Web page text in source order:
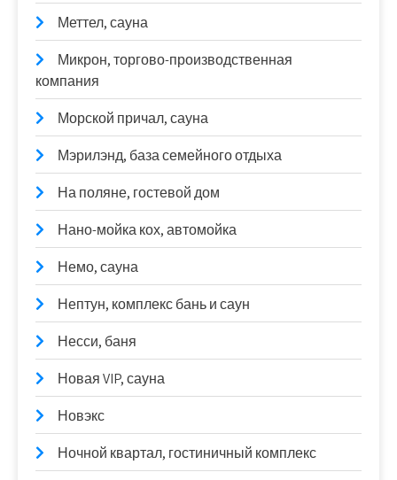
Меттел, сауна
Микрон, торгово-производственная
компания
Морской причал, сауна
Мэрилэнд, база семейного отдыха
На поляне, гостевой дом
Нано-мойка кох, автомойка
Немо, сауна
Нептун, комплекс бань и саун
Несси, баня
Новая VIP, сауна
Новэкс
Ночной квартал, гостиничный комплекс